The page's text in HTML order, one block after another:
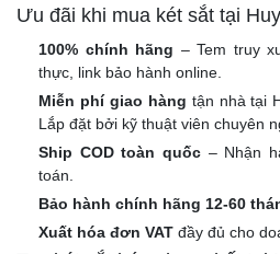
Ưu đãi khi mua két sắt tại
100% chính hãng – Tem truy
thực, link bảo hành online.
Miễn phí giao hàng tận nhà tại
Lắp đặt bởi kỹ thuật viên chuyên
Ship COD toàn quốc– Nhận
toán.
Bảo hành chính hãng 12-60
Xuất hóa đơn VAT đầy đủ cho